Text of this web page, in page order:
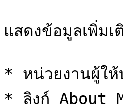
แสดงข้อมูลเพิ่ม
* หน่วยงานผู้ให้
* ลิงก์ About